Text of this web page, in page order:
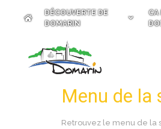
DÉCOUVERTE DE
DOMARIN
CA
Menu de la
Retrouvez le menu de la